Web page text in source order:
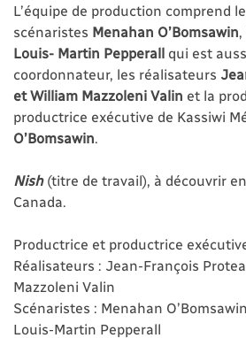
L’équipe de production comprend
scénaristes Menahan O’Bomsawin
Louis- Martin Pepperall qui est
coordonnateur, les réalisateurs
et William Mazzoleni Valin et la
productrice exécutive de Kassiwi
O’Bomsawin
Nish(titre de travail), à découvrir
Canada.
Productrice et productrice
Réalisateurs : Jean-François
Mazzoleni Valin
Scénaristes : Menahan
Louis-Martin Pepperall